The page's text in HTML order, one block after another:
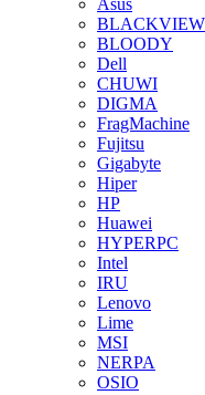
Asus
BLACKVIEW
BLOODY
Dell
CHUWI
DIGMA
FragMachine
Fujitsu
Gigabyte
Hiper
HP
Huawei
HYPERPC
Intel
IRU
Lenovo
Lime
MSI
NERPA
OSIO